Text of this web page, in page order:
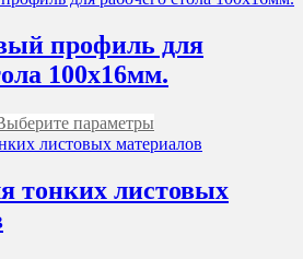
профиль для
100х16мм.
параметры
товар
имеет
вариаций.
тонких листовых